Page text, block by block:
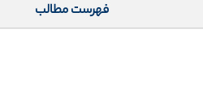
فهرست مطالب